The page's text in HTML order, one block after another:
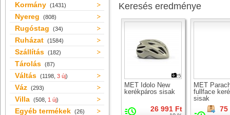
Kormány (1431)
Nyereg (808)
Rugóstag (34)
Ruházat (1584)
Szállítás (182)
Tárolás (87)
Váltás (1198, 3 új)
Váz (293)
Villa (508, 1 új)
Egyéb termékek (26)
Keresés eredménye
25
MET Idolo New
kerékpáros sisak
26 991 Ft
MET
fullface
sisak
75